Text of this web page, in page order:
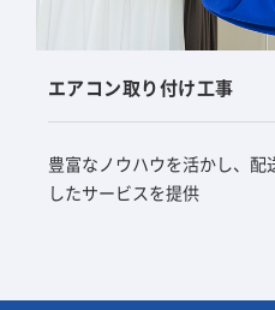
エアコン取り付け工事
豊富なノウハウを活かし、
したサービスを提供